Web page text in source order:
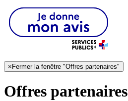
× Fermer la fenêtre "Offres partenaires"
Offres partenaires